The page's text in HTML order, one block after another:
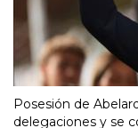
Posesión de
delegaciones y se